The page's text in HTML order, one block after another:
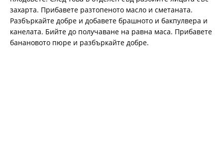
захарта. Прибавете разтопеното масло и сметаната.
Разбъркайте добре и добавете брашното и бакпулвера и
канелата. Бийте до получаване на равна маса. Прибавете
банановото пюре и разбъркайте добре.